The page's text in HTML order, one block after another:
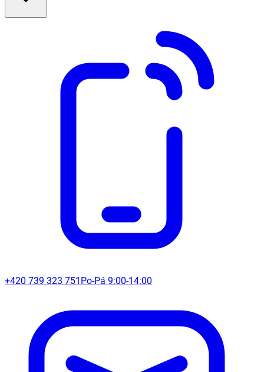
+420 739 323 751 Po-Pá 9:00-14:00